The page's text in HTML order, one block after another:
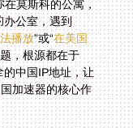
播放”或“在美国
，根源都在于
的是一个稳定、快速、安全的中国IP地址，让
装”成身处国内，这就是回国加速器的核心作